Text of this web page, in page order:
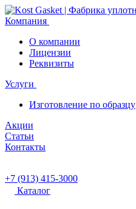
Компания
О компании
Лицензии
Реквизиты
Услуги
Изготовление по образцу
Акции
Статьи
Контакты
+7 (913) 415-3000
Каталог